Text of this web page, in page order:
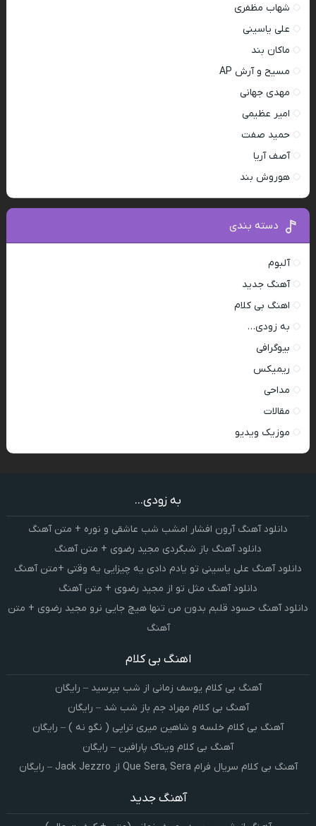
شهاب مظفری
علی یاسینی
ماکان بند
مسیح و آرش AP
مهدی جهانی
امیر عظیمی
حمید صفت
آصف آریا
هوروش بند
دسته بندی
آلبوم
آهنگ جدید
اهنگ بی کلام
به زودی…
بیوگرافی
ریمیکس
مداحی
مقالات
موزیک ویدیو
به زودی...
دانلود آهنگ آرون افشار امشب شب عاشقی و نوره + متن آهنگ
دانلود آهنگ باز شبگردی مجید رضوی + متن آهنگ
دانلود آهنگ علی یاسینی تو یادم دادی یه چیزایی یه وقتی +متن آهنگ
دانلود آهنگ مثل تو از مجید رضوی + متن آهنگ
دانلود آهنگ حسود قلبم بدون من تنها هیچ جایی نرو مجید رضوی + متن
آهنگ
اهنگ بی کلام
آهنگ بی کلام یوسف زمانی از شب بپرسید – رایگان
آهنگ بی کلام مهراد جم باز شب شد – رایگان
آهنگ بی کلام خلسه و شاهین میری تراپی ( نگو نه ) – رایگان
آهنگ بی کلام ویناک پارافین – رایگان
آهنگ بی کلام سریال فرام Que Sera, Sera از Jack Jezzro – رایگان
آهنگ جدید